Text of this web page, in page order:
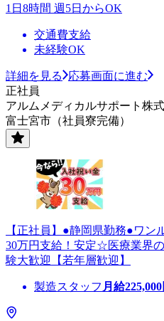
1日8時間 週5日からOK
交通費支給
未経験OK
詳細を見る
応募画面に進む
正社員
アルムメディカルサポート株
富士宮市（社員寮完備）
【正社員】●静岡県勤務●ワ
30万円支給！安定☆医療業界
験大歓迎【若年層歓迎】
製造スタッフ 月給225,000